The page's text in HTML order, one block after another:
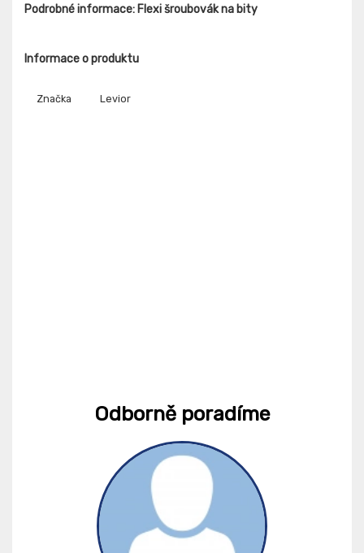
Podrobné informace: Flexi šroubovák na bity
Informace o produktu
Značka Levior
Odborně poradíme